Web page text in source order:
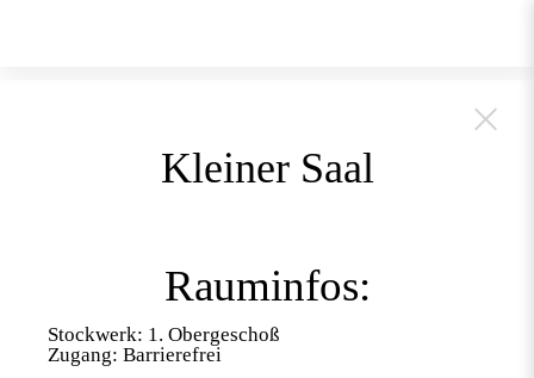
Kleiner Saal
Rauminfos:
Stockwerk: 1. Obergeschoß
Zugang: Barrierefrei